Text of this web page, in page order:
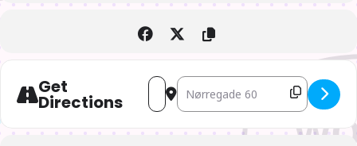
Get
Directions
Address - AIOdense – Mah Jongg Dag
Destination Address - AIOdense –